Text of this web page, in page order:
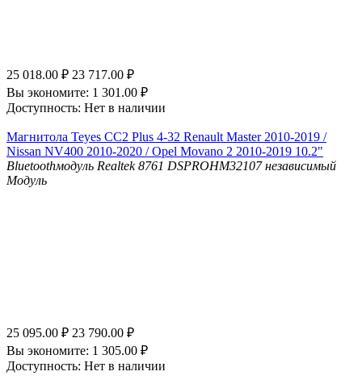
25 018.00 ₽ 23 717.00 ₽
Вы экономите: 1 301.00 ₽
Доступность: Нет в наличии
Магнитола Teyes CC2 Plus 4-32 Renault Master 2010-2019 /
Nissan NV400 2010-2020 / Opel Movano 2 2010-2019 10.2"
Bluetoothмодуль Realtek 8761 DSPROHM32107 независимый
Модуль
25 095.00 ₽ 23 790.00 ₽
Вы экономите: 1 305.00 ₽
Доступность: Нет в наличии